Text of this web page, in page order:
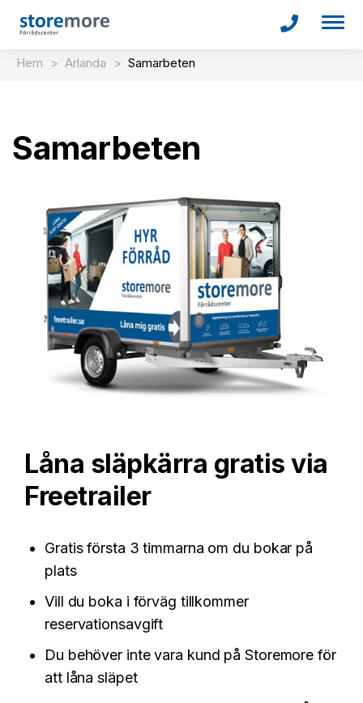
Hem > Arlanda > Samarbeten
Samarbeten
Låna släpkärra gratis via
Freetrailer
Gratis första 3 timmarna om du bokar på
plats
Vill du boka i förväg tillkommer
reservationsavgift
Du behöver inte vara kund på Storemore för
att låna släpet